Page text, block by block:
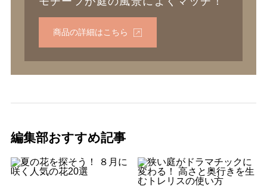
商品の詳細はこちら
編集部おすすめ記事